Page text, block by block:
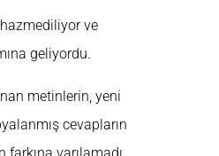
ve
geliyordu.
metinlerin, yeni
cevapların